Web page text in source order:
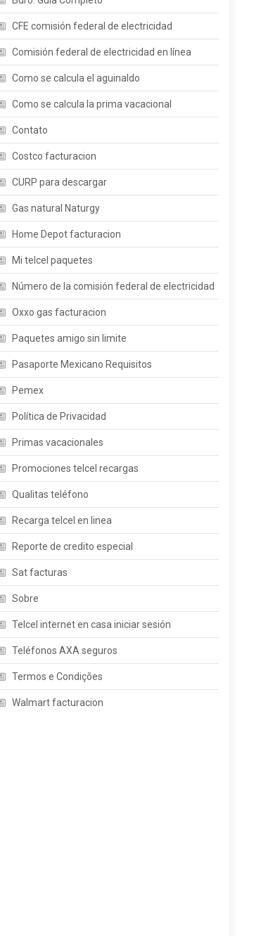
CFE comisión federal de electricidad
Comisión federal de electricidad en línea
Como se calcula el aguinaldo
Como se calcula la prima vacacional
Contato
Costco facturacion
CURP para descargar
Gas natural Naturgy
Home Depot facturacion
Mi telcel paquetes
Número de la comisión federal de electricidad
Oxxo gas facturacion
Paquetes amigo sin limite
Pasaporte Mexicano Requisitos
Pemex
Política de Privacidad
Primas vacacionales
Promociones telcel recargas
Qualitas teléfono
Recarga telcel en linea
Reporte de credito especial
Sat facturas
Sobre
Telcel internet en casa iniciar sesión
Teléfonos AXA seguros
Termos e Condições
Walmart facturacion